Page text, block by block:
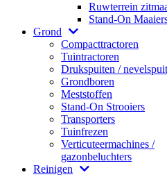
Ruwterrein
Stand-On
Grond
Compacttractoren
Tuintractoren
Drukspuiten /
Grondboren
Meststoffen
Stand-On Strooiers
Transporters
Tuinfrezen
Verticuteermachines /
gazonbeluchters
Reinigen